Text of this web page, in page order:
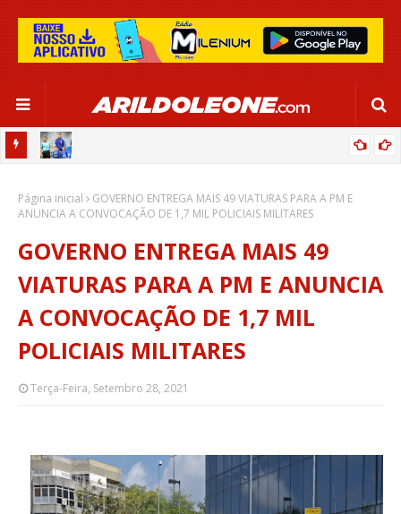
SALVADOR
Página inicial
GOVERNO ENTREGA MAIS 49 VIATURAS PARA A PM E
ANUNCIA A CONVOCAÇÃO DE 1,7 MIL POLICIAIS MILITARES
GOVERNO ENTREGA MAIS 49
VIATURAS PARA A PM E ANUNCIA
A CONVOCAÇÃO DE 1,7 MIL
POLICIAIS MILITARES
Terça-Feira, Setembro 28, 2021